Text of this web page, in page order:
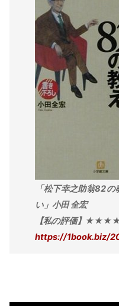
「松下幸之助翁82
い」小田 全宏
【私の評価】
https://1book.biz/